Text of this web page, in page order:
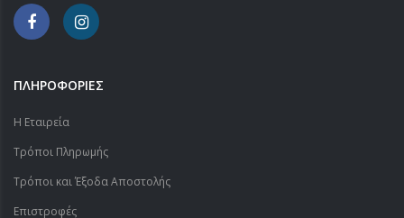
ΠΛΗΡΟΦΟΡΙΕΣ
Η Εταιρεία
Τρόποι Πληρωμής
Τρόποι και Έξοδα Αποστολής
Επιστροφές